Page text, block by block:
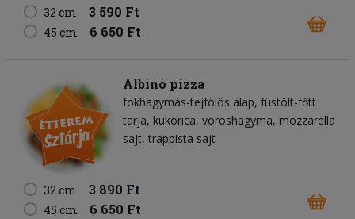
32 cm 3 590 Ft
45 cm 6 650 Ft
Albínó pizza
fokhagymás-tejfölös alap füstölt-főtt
tarja kukorica vöröshagyma mozzarella
sajt trappista sajt
32 cm 3 890 Ft
45 cm 6 650 Ft